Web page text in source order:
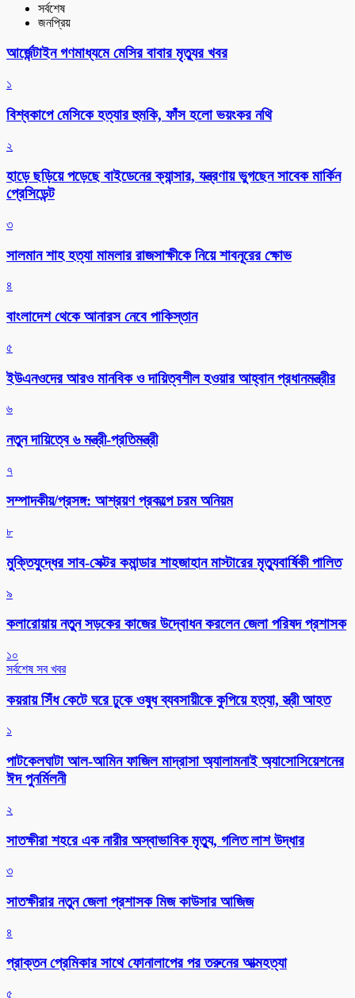
সর্বশেষ
জনপ্রিয়
আর্জেন্টাইন গণমাধ্যমে মেসির বাবার মৃত্যুর খবর
১
বিশ্বকাপে মেসিকে হত্যার হুমকি, ফাঁস হলো ভয়ংকর নথি
২
হাড়ে ছড়িয়ে পড়েছে বাইডেনের ক্যান্সার, যন্ত্রণায় ভুগছেন সাবেক মার্কিন
প্রেসিডেন্ট
৩
সালমান শাহ হত্যা মামলার রাজসাক্ষীকে নিয়ে শাবনূরের ক্ষোভ
৪
বাংলাদেশ থেকে আনারস নেবে পাকিস্তান
৫
ইউএনওদের আরও মানবিক ও দায়িত্বশীল হওয়ার আহ্বান প্রধানমন্ত্রীর
৬
নতুন দায়িত্বে ৬ মন্ত্রী-প্রতিমন্ত্রী
৭
সম্পাদকীয়/প্রসঙ্গ: আশ্রয়ণ প্রকল্পে চরম অনিয়ম
৮
মুক্তিযুদ্ধের সাব-সেক্টর কমান্ডার শাহজাহান মাস্টারের মৃত্যুবার্ষিকী পালিত
৯
কলারোয়ায় নতুন সড়কের কাজের উদ্বোধন করলেন জেলা পরিষদ প্রশাসক
১০
সর্বশেষ সব খবর
কয়রায় সিঁধ কেটে ঘরে ঢুকে ওষুধ ব্যবসায়ীকে কুপিয়ে হত্যা, স্ত্রী আহত
১
পাটকেলঘাটা আল-আমিন ফাজিল মাদ্রাসা অ্যালামনাই অ্যাসোসিয়েশনের
ঈদ পুনর্মিলনী
২
সাতক্ষীরা শহরে এক নারীর অস্বাভাবিক মৃত্যু, গলিত লাশ উদ্ধার
৩
সাতক্ষীরার নতুন জেলা প্রশাসক মিজ কাউসার আজিজ
৪
প্রাক্তন প্রেমিকার সাথে ফোনালাপের পর তরুনের আত্মহত্যা
৫